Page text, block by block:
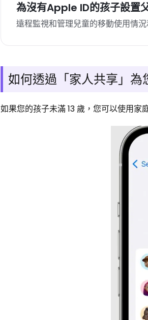
為沒有Apple ID的孩子設置
遠程監視和管理兒童的移動使用情
如何透過「家人共享」
如果您的孩子未滿 13 歲，您可以使用家